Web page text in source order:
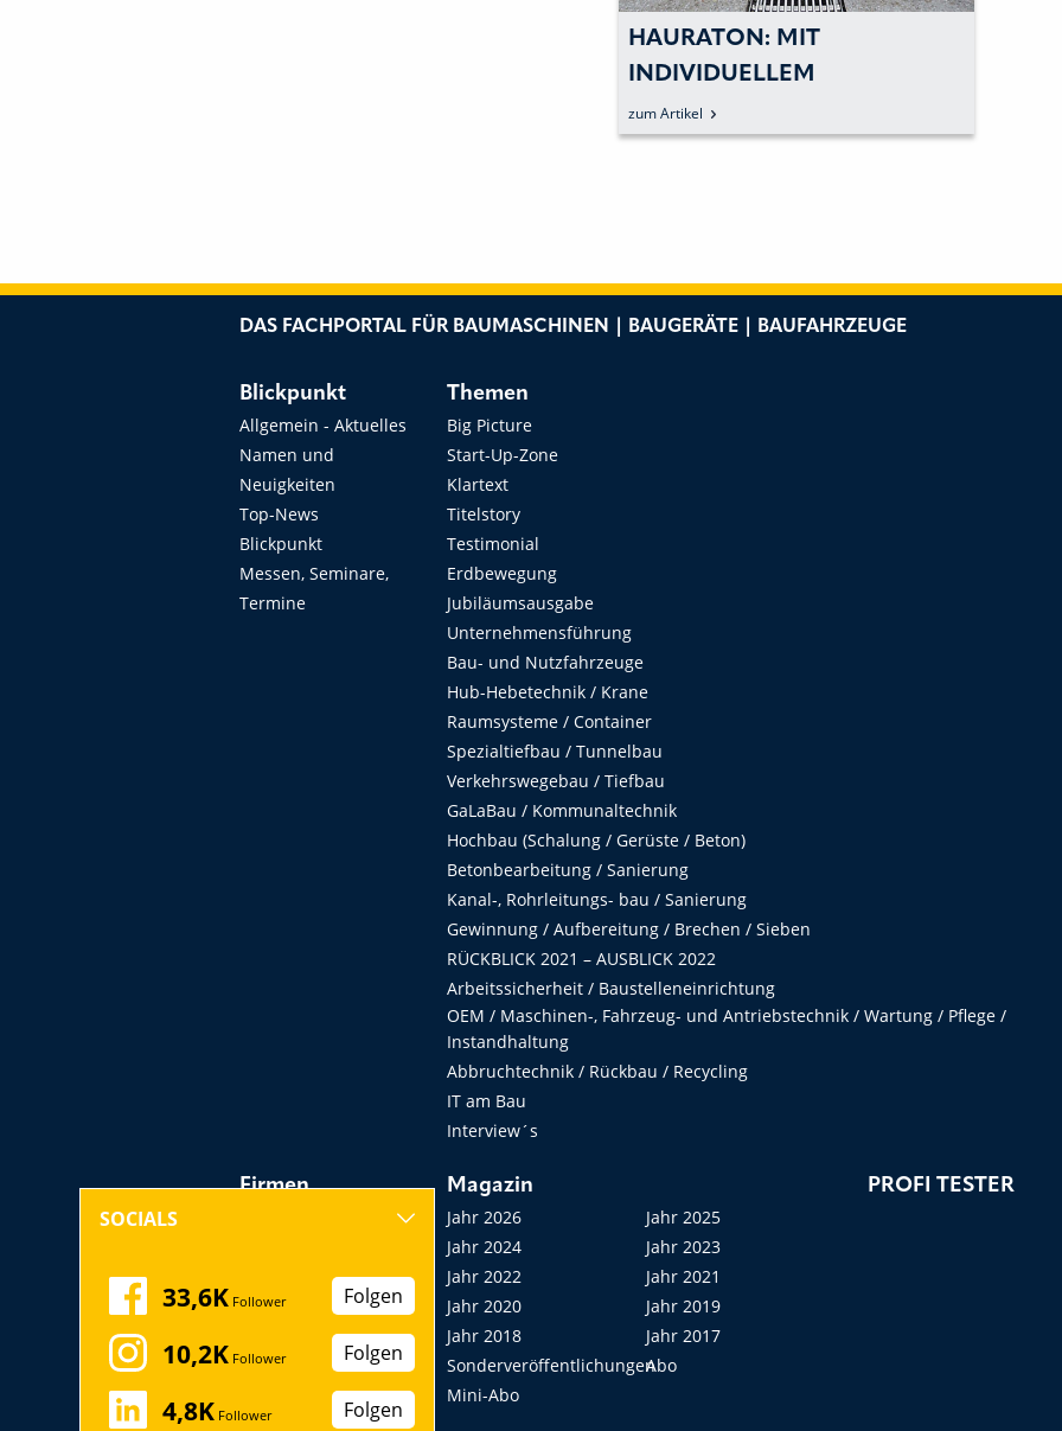
HAURATON: MIT
INDIVIDUELLEM
ENTWÄSSERUNGSKONZEPT
ÜBERZEUGEN
zum Artikel
DAS FACHPORTAL FÜR BAUMASCHINEN | BAUGERÄTE | BAUFAHRZEUGE
Blickpunkt
Allgemein - Aktuelles
Namen und
Neuigkeiten
Top-News
Blickpunkt
Messen, Seminare,
Termine
Themen
Big Picture
Start-Up-Zone
Klartext
Titelstory
Testimonial
Erdbewegung
Jubiläumsausgabe
Unternehmensführung
Bau- und Nutzfahrzeuge
Hub-Hebetechnik / Krane
Raumsysteme / Container
Spezialtiefbau / Tunnelbau
Verkehrswegebau / Tiefbau
GaLaBau / Kommunaltechnik
Hochbau (Schalung / Gerüste / Beton)
Betonbearbeitung / Sanierung
Kanal-, Rohrleitungs- bau / Sanierung
Gewinnung / Aufbereitung / Brechen / Sieben
RÜCKBLICK 2021 – AUSBLICK 2022
Arbeitssicherheit / Baustelleneinrichtung
OEM / Maschinen-, Fahrzeug- und Antriebstechnik / Wartung / Pflege /
Instandhaltung
Abbruchtechnik / Rückbau / Recycling
IT am Bau
Interview´s
Firmen
Messen, Seminare,
Kongresse
Startup
Magazin
Jahr 2026
Jahr 2025
Jahr 2024
Jahr 2023
Jahr 2022
Jahr 2021
Jahr 2020
Jahr 2019
Jahr 2018
Jahr 2017
SonderveröffentlichungenAbo
Mini-Abo
PROFI TESTER
SOCIALS
33,6K Follower Folgen
10,2K Follower Folgen
4,8K Follower Folgen